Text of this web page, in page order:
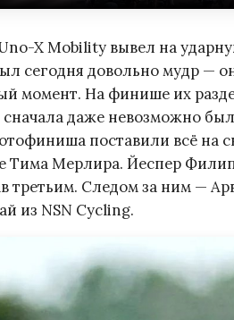
X Mobility вывел на
сегодня довольно мудр —
момент. На финише их
даже невозможно
поставили всё на
Тима Мерлира. Йеспер
третьим. Следом за ним —
из NSN Cycling.